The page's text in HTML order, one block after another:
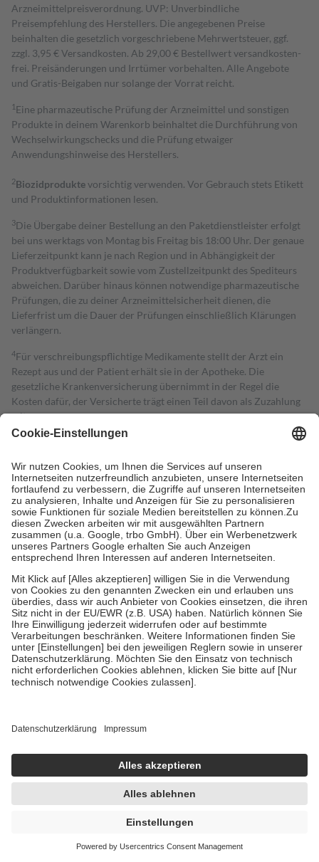
Arzneimittelpreisverordnung. UVP: Unverbindliche
Preisempfehlung des Herstellers. Die angegebenen Preise
beinhalten die gesetzlich vorgeschriebene Mehrwertsteuer, ggf.
zzgl. 3,95 € Versandkosten. Ab 29,00 € Bestell­wert versand­kosten­
frei. Preisänderungen und Irrtümer vorbehalten. Alle Angebote
und Gratis-Beigaben nur solange der Vorrat reicht.
1 Eine pharmazeutische Prüfung der Arzneimittel und sonstigen
Produkte in deinem Warenkorb beinhaltet die Durchführung von
Wechselwirkungschecks und die Prüfung etwaiger
Anwendungshinweise des Herstellers.
2Biozidproduktevorsichtig verwenden. Vor Gebrauch stets Etikett
und Produktinformationen lesen.
3Die Übergabe deiner Bestellung an den Paketdienstleister erfolgt
bei uns werktags von Montag bis Freitag bis 18:00 Uhr. Der genaue
Lieferzeitpunkt kann je nach Region und in Abhängigkeit der
Produktverfügbarkeit sowie vom Zustellzeitpunkt des Spediteurs
abweichen. Darüber hinaus können notwendige pharmazeutische
Prüfungen, die zu deiner Arzneimittelsicherheit dienen, die
Lieferfrist um die Dauer der Prüfungen einschließlich Klärungen
verlängern.
4Für verschreibungspflichtige Medikamente stellt der Arzt ein
Rezept aus und der Patient erhält sie in der Apotheke. Die
gesetzliche Krankenversicherung übernimmt in der Regel die
Kosten dafür, der Versicherte trägt einen Teil davon als Zuzahlung
mit.
Grundsätzlich leisten Mitglieder Zuzahlungen in Höhe von zehn
höchstens zehn Euro.
Es sind jedoch nie mehr als die tatsächlichen
Kosten der Leistung zu entrichten.
Diese Regeln gelten grundsätzlich auch für Online-Apotheken.
Bei Heilmitteln und häuslicher Krankenpflege beträgt die
Zuzahlung zehn Prozent der Kosten sowie zehn Euro je
Verordnung.
Um das Engagement der Versicherten für ihre eigene Gesundheit zu
stärken und die besondere Stellung der Familie zu unterstützen,
fallenkeine Zuzahlungenan bei:
• Kindern und Jugendlichen bis zum vollendeten 18. Lebensjahr
mit Ausnahme der Fahrkosten
• Untersuchungen zur Vorsorge und Früherkennung, die von der
GKV getragen werden
• empfohlenen Schutzimpfungen
• Harn- und Blutteststreifen
getroffen, um sicherzustellen, dass es sich um echte Bewertungen
https://help.etrusted.com/hc/de/articles/4419944605341
Einige Bilder und Inhalte wurden unter Zuhilfenahme künstlicher